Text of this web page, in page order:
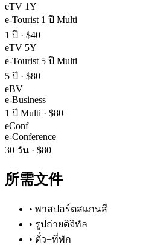
eTV 1Y
e-Tourist 1 ปี Multi
1 ปี · $40
eTV 5Y
e-Tourist 5 ปี Multi
5 ปี · $80
eBV
e-Business
1 ปี Multi · $80
eConf
e-Conference
30 วัน · $80
所需文件
• พาสปอร์ตสแกนสี
• รูปถ่ายดิจิทัล
• ตั๋ว+ที่พัก